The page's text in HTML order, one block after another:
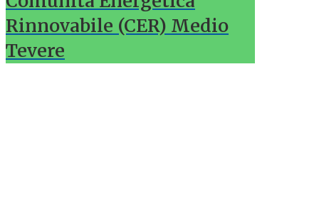
Rinnovabile (CER) Medio
Tevere